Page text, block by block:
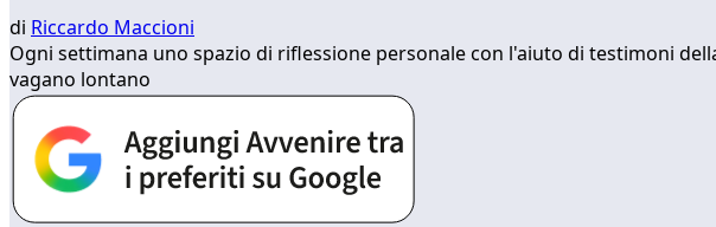
di Riccardo Maccioni
Ogni settimana uno spazio di riflessione personale con l'aiuto di testimoni
vagano lontano